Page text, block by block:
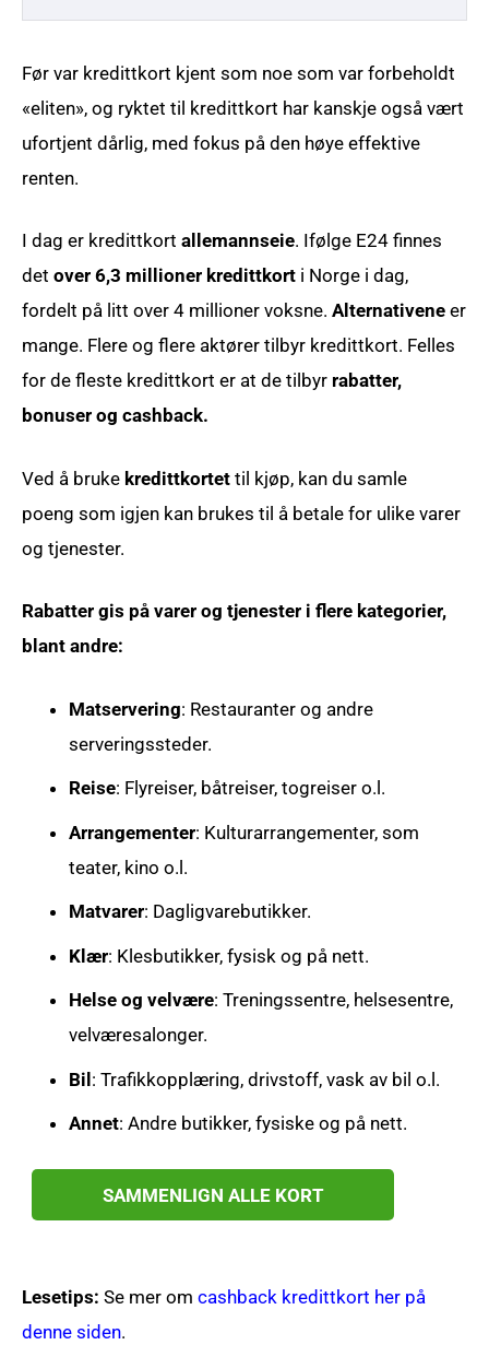
Før var kredittkort kjent som noe som var forbeholdt
«eliten», og ryktet til kredittkort har kanskje også vært
ufortjent dårlig, med fokus på den høye effektive
renten.
I dag er kredittkortallemannseie. Ifølge E24 finnes
detover 6,3 millioner kredittkort i Norge i dag,
fordelt på litt over 4 millioner voksne.Alternativeneer
mange. Flere og flere aktører tilbyr kredittkort. Felles
for de fleste kredittkort er at de tilbyr rabatter,
bonuser og cashback.
Ved å bruke kredittkortet til kjøp, kan du samle
poeng som igjen kan brukes til å betale for ulike varer
og tjenester.
Rabatter gis på varer og tjenester i flere kategorier,
blant andre:
Matservering: Restauranter og andre
serveringssteder.
Reise: Flyreiser, båtreiser, togreiser o.l.
Arrangementer: Kulturarrangementer, som
teater, kino o.l.
Matvarer: Dagligvarebutikker.
Klær: Klesbutikker, fysisk og på nett.
Helse og velvære: Treningssentre, helsesentre,
velværesalonger.
Bil: Trafikkopplæring, drivstoff, vask av bil o.l.
Annet: Andre butikker, fysiske og på nett.
SAMMENLIGN ALLE KORT
Lesetips: Se mer omcashback kredittkort her på
denne siden.